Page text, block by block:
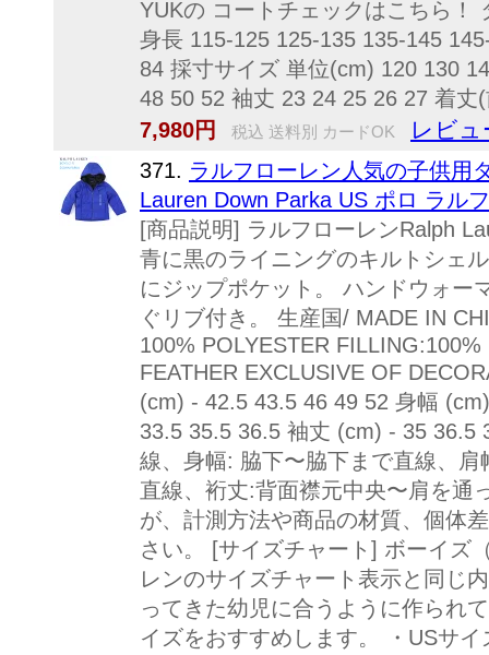
YUKの コートチェックはこちら！
身長 115-125 125-135 135-145
84 採寸サイズ 単位(cm) 120 130
48 50 52 袖丈 23 24 25 26 27 着丈
7,980円
税込 送料別 カードOK レビュ
371. ラルフローレン人気の子供用
Lauren Down Parka US ポロ ラル
[商品説明] ラルフローレンRalph
青に黒のライニングのキルトシェ
にジップポケット。 ハンドウォー
ぐリブ付き。 生産国/ MADE IN
100% POLYESTER
FEATHER EXCLUSIVE OF
(cm) - 42.5 43.5 46 49 52 身幅
33.5 35.5 36.5 袖丈 (cm) - 35 36.5
線、身幅: 脇下〜脇下まで直線、
直線、裄丈:背面襟元中央〜肩を通
が、計測方法や商品の材質、個体
さい。 [サイズチャート] ボーイ
レンのサイズチャート表示と同じ
ってきた幼児に合うように作られ
イズをおすすめします。 ・USサ